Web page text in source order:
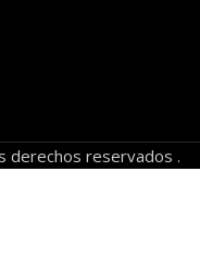
derechos reservados .